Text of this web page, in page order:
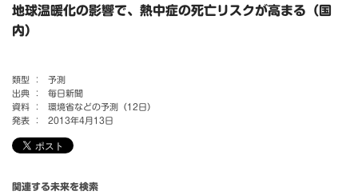
地球温暖化の影響で、熱中症の死亡リスクが高まる（国
内）
類型 ：
予測
出典 ：
毎日新聞
資料 ：
環境省などの予測（12日）
発表 ：
2013年4月13日
関連する未来を検索